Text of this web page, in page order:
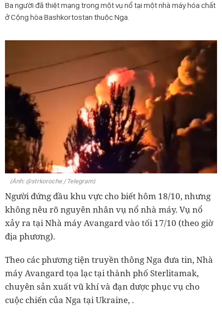
Ba người đã thiệt mạng trong một vụ nổ tại một nhà máy hóa chất
ở Cộng hòa Bashkortostan thuộc Nga.
(Ảnh: @strkoroche / Telegram)
Người đứng đầu khu vực cho biết hôm 18/10, nhưng
không nêu rõ nguyên nhân vụ nổ nhà máy. Vụ nổ
xảy ra tại Nhà máy Avangard vào tối 17/10 (theo giờ
địa phương).
Theo các phương tiện truyền thông Nga đưa tin, Nhà
máy Avangard tọa lạc tại thành phố Sterlitamak,
chuyên sản xuất vũ khí và đạn dược phục vụ cho
cuộc chiến của Nga tại Ukraine, .